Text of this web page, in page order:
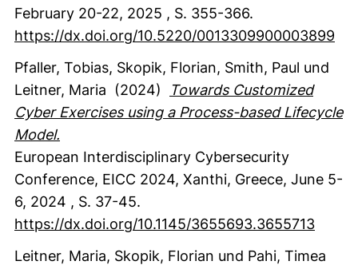
February 20-22, 2025 , S. 355-366.
https://dx.doi.org/10.5220/0013309900003899
Pfaller, Tobias, Skopik, Florian, Smith, Paul und
Leitner, Maria (2024)
Towards Customized
Cyber Exercises using a Process-based Lifecycle
Model.
European Interdisciplinary Cybersecurity
Conference, EICC 2024, Xanthi, Greece, June 5-
6, 2024 , S. 37-45.
https://dx.doi.org/10.1145/3655693.3655713
Leitner, Maria, Skopik, Florian und Pahi, Timea